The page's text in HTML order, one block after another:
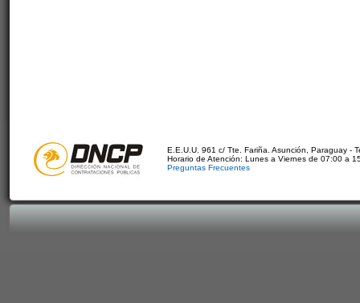
E.E.U.U. 961 c/ Tte. Fariña. Asunción, Paraguay -
Horario de Atención: Lunes a Viernes de 07:00 a
Preguntas Frecuentes